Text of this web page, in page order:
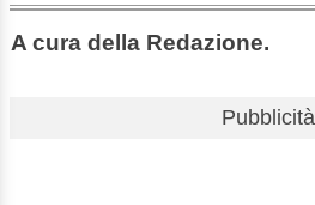
A cura della Redazione.
Pubblicità